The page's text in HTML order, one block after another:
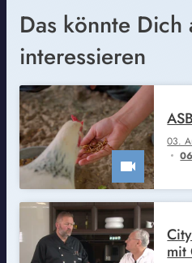
Das könnte Dich
interessieren
03.
mit